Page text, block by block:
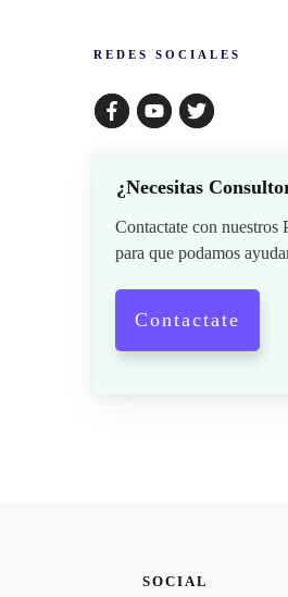
​REDES SOCIALES
¿Necesitas
Contactate con nuestros
para que podamos
Contactate
SOCIAL